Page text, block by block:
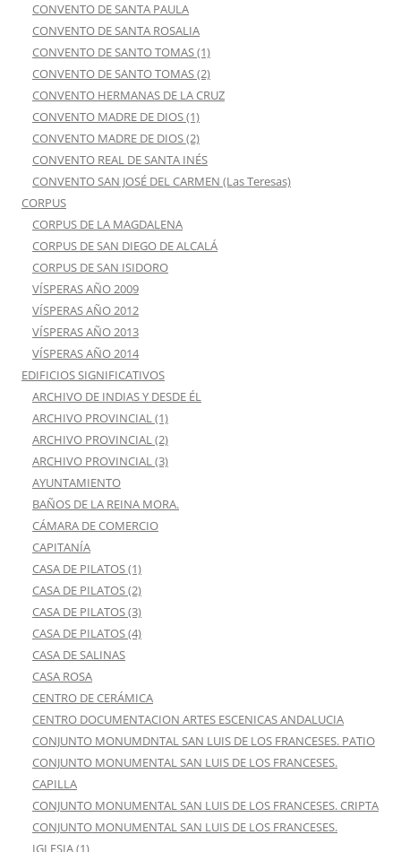
CONVENTO DE SANTA PAULA
CONVENTO DE SANTA ROSALIA
CONVENTO DE SANTO TOMAS (1)
CONVENTO DE SANTO TOMAS (2)
CONVENTO HERMANAS DE LA CRUZ
CONVENTO MADRE DE DIOS (1)
CONVENTO MADRE DE DIOS (2)
CONVENTO REAL DE SANTA INÉS
CONVENTO SAN JOSÉ DEL CARMEN (Las Teresas)
CORPUS
CORPUS DE LA MAGDALENA
CORPUS DE SAN DIEGO DE ALCALÁ
CORPUS DE SAN ISIDORO
VÍSPERAS AÑO 2009
VÍSPERAS AÑO 2012
VÍSPERAS AÑO 2013
VÍSPERAS AÑO 2014
EDIFICIOS SIGNIFICATIVOS
ARCHIVO DE INDIAS Y DESDE ÉL
ARCHIVO PROVINCIAL (1)
ARCHIVO PROVINCIAL (2)
ARCHIVO PROVINCIAL (3)
AYUNTAMIENTO
BAÑOS DE LA REINA MORA.
CÁMARA DE COMERCIO
CAPITANÍA
CASA DE PILATOS (1)
CASA DE PILATOS (2)
CASA DE PILATOS (3)
CASA DE PILATOS (4)
CASA DE SALINAS
CASA ROSA
CENTRO DE CERÁMICA
CENTRO DOCUMENTACION ARTES ESCENICAS ANDALUCIA
CONJUNTO MONUMDNTAL SAN LUIS DE LOS FRANCESES. PATIO
CONJUNTO MONUMENTAL SAN LUIS DE LOS FRANCESES.
CAPILLA
CONJUNTO MONUMENTAL SAN LUIS DE LOS FRANCESES. CRIPTA
CONJUNTO MONUMENTAL SAN LUIS DE LOS FRANCESES.
IGLESIA (1)